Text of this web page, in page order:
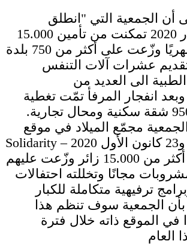
أن الجمعية التي "انطلق
نشاطها في أيار 2020 تمكنت من تأمين 15.000
حصّة غذائية شهريًا وزّعت على أكثر من 750 بلدة
تقديم عشرات آلات التنفس
الى العديد من
انفجار المرفأ تمّت تغطية
نفقات ترميم 950 شقة سكنية ومحال تجارية.
مجمّع الميلاد في موقع
Solidarity – الرميل بين 18 و23 كانون الأول 2020
والذي استقبل أكثر من 15.000 زائر وزّعت عليهم
مجانًا وتخللته احتفالات
ترفيهية متكاملة للكبار
بأن الجمعية سوف تنظم هذا
في الموقع ذاته خلال فترة